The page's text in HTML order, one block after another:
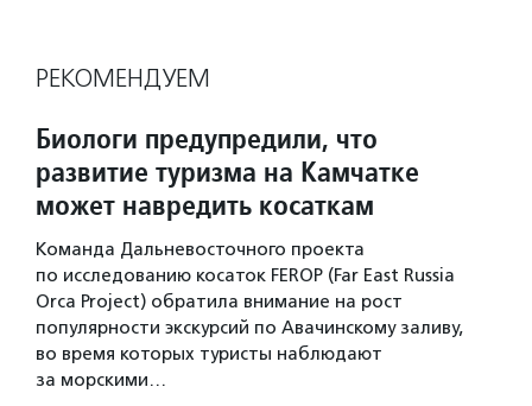
РЕКОМЕНДУЕМ
Биологи предупредили, что
развитие туризма на Камчатке
может навредить косаткам
Команда Дальневосточного проекта
по исследованию косаток FEROP (Far East Russia
Orca Project) обратила внимание на рост
популярности экскурсий по Авачинскому заливу,
во время которых туристы наблюдают
за морскими…